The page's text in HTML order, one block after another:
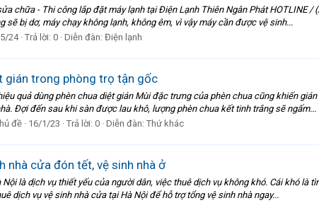
chữa - Thi công lắp đặt máy lạnh tại Điện Lạnh Thiên Ngân Phát HOTLINE
sẽ bị dơ, máy chạy không lạnh, không êm, vì vậy máy cần được vệ sinh...
24 Trả lời: 0 Diễn đàn: Điện lạnh
gián trong phòng trọ tận gốc
quả dùng phèn chua diệt gián Mùi đặc trưng của phèn chua cũng khiến
Đợi đến sau khi sàn được lau khô, lượng phèn chua kết tinh trắng sẽ ngấm...
đề 16/1/23 Trả lời: 0 Diễn đàn: Thứ khác
nhà cửa đón tết, vệ sinh nhà ở
Nội là dịch vụ thiết yếu của người dân, việc thuê dịch vụ không khó. Cái khó
dịch vụ vệ sinh nhà cửa tại Hà Nội để hỗ trợ tổng vệ sinh nhà ngay...